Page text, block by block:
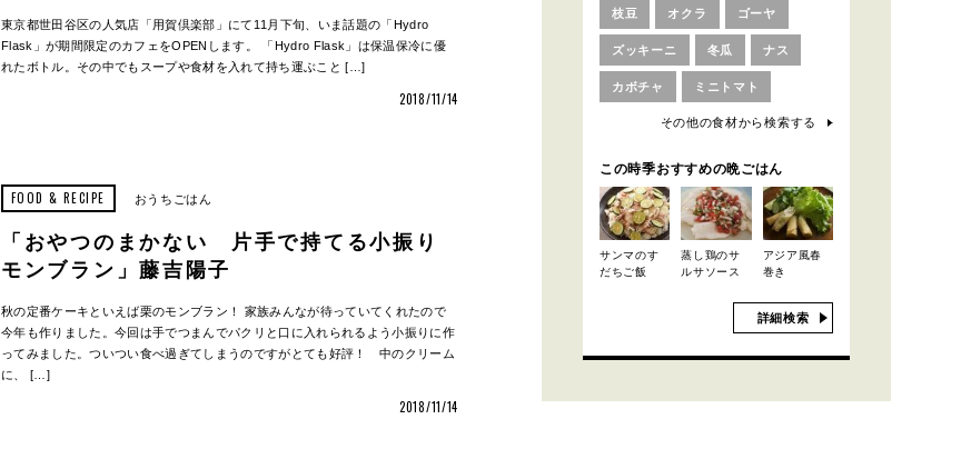
東京都世田谷区の人気店「用賀倶楽部」にて11月下旬、いま話題の「Hydro
Flask」が期間限定のカフェをOPENします。 「Hydro Flask」は保温保冷に優
れたボトル。その中でもスープや食材を入れて持ち運ぶこと […]
2018/11/14
FOOD & RECIPE おうちごはん
「おやつのまかない 片手で持てる小振り
モンブラン」藤吉陽子
秋の定番ケーキといえば栗のモンブラン！ 家族みんなが待っていてくれたので
今年も作りました。今回は手でつまんでパクリと口に入れられるよう小振りに作
ってみました。ついつい食べ過ぎてしまうのですがとても好評！ 中のクリーム
に、 […]
2018/11/14
枝豆 オクラ ゴーヤ
ズッキーニ 冬瓜 ナス
カボチャ ミニトマト
その他の食材から検索する
この時季おすすめの晩ごはん
サンマのす
だちご飯
蒸し鶏のサ
ルサソース
アジア風春
巻き
詳細検索